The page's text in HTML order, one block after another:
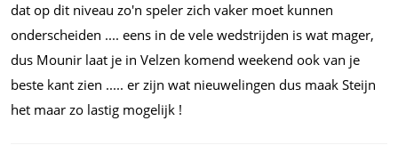
dat op dit niveau zo'n speler zich vaker moet kunnen
onderscheiden .... eens in de vele wedstrijden is wat mager,
dus Mounir laat je in Velzen komend weekend ook van je
beste kant zien ..... er zijn wat nieuwelingen dus maak Steijn
het maar zo lastig mogelijk !